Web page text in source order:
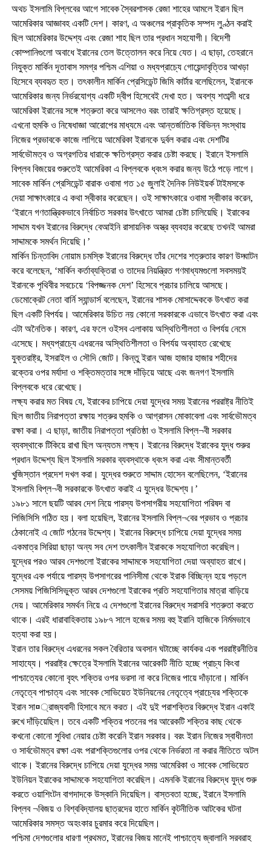
অথচ ইসলামি বিপ্লবের আগে সাবেক স্বৈরশাসক রেজা শাহের আমলে ইরান ছিল
আমেরিকার আজ্ঞাবহ একটি দেশ। কারণ, এ অঞ্চলের প্রাকৃতিক সম্পদ লুণ্ঠন করাই
ছিল আমেরিকার উদ্দেশ্য এবং রেজা শাহ ছিল তার প্রধান সহযোগী। বিদেশী
কোম্পানিগুলো অবাধে ইরানের তেল উত্তোলন করে নিয়ে যেত। এ ছাড়া, তেহরানে
নিযুক্ত মার্কিন দূতাবাস সমগ্র পশ্চিম এশিয়া ও মধ্যপ্রাচ্যে গোয়েন্দাবৃত্তির আখড়া
হিসেবে ব্যবহৃত হত। তৎকালীন মার্কিন প্রেসিডেন্ট জিমি কার্টার বলেছিলেন, ইরানকে
আমেরিকার জন্য নির্ভরযোগ্য একটি দ্বীপ হিসেবেই দেখা হত। অবশ্য শতাব্দী ধরে
আমেরিকা ইরানের সঙ্গে শত্রুতা করে আসলেও বরং তারাই ক্ষতিগ্রস্ত হয়েছে।
এখনো হুমকি ও নিষেধাজ্ঞা আরোপের মাধ্যমে এবং আন্তর্জাতিক বিভিন্ন সংস্থায়
নিজের প্রভাবকে কাজে লাগিয়ে আমেরিকা ইরানকে দুর্বল করার এবং দেশটির
সার্বভৌমত্ব ও অগ্রগতির ধারাকে ক্ষতিগ্রস্ত করার চেষ্টা করছে। ইরানে ইসলামি
বিপ্লব বিজয়ের শুরুতেই আমেরিকা এ বিপ্লবকে ধ্বংস করার জন্য উঠে পড়ে লাগে।
সাবেক মার্কিন প্রেসিডেন্ট বারাক ওবামা গত ১৫ জুলাই দৈনিক নিউইয়র্ক টাইমসকে
দেয়া সাক্ষাৎকারে এ কথা স্বীকার করেছেন। ওই সাক্ষাৎকারে ওবামা স্বাীকার করেন,
‘ইরানে গণতান্ত্রিকভাবে নির্বাচিত সরকার উৎখাতে আমরা চেষ্টা চালিয়েছি। ইরাকের
সাদ্দাম যখন ইরানের বিরুদ্ধে বেআইনি রাসায়নিক অস্ত্র ব্যবহার করেছে তখনই আমরা
সাদ্দামকে সমর্থন দিয়েছি।’
মার্কিন চিন্তাবিদ নোয়াম চমস্কি ইরানের বিরুদ্ধে তাঁর দেশের শত্রুতার কারণ উদ্ঘাটন
করে বলেছেন, ‘মার্কিন কর্তাব্যক্তিরা ও তাদের নিয়ন্ত্রিত গণমাধ্যমগুলো সবসময়ই
ইরানকে পৃথিবীর সবচেয়ে ‘বিপজ্জনক দেশ’ হিসেবে প্রচার চালিয়ে আসছে।
ডেমোক্রেট নেতা বার্নি স্যান্ডার্স বলেছেন, ইরানের শাসক মোসাদ্দেককে উৎখাত করা
ছিল একটি বিপর্যয়। আমেরিকার উচিত নয় কোনো সরকারকে এভাবে উৎখাত করা এবং
এটা অনৈতিক। কারণ, এর ফলে ওইসব এলাকায় অস্থিতিশীলতা ও বিপর্যয় নেমে
এসেছে। মধ্যপ্রাচ্যে এধরনের অস্থিতিশীলতা ও বিপর্যয় অব্যাহত রেখেছে
যুক্তরাষ্ট্র, ইসরাইল ও সৌদি জোট। কিন্তু ইরান আজ হাজার হাজার শহীদের
রক্তের ওপর মর্যাদা ও শক্তিমত্তার সঙ্গে দাঁড়িয়ে আছে এবং জনগণ ইসলামি
বিপ্লবকে ধরে রেখেছে।
লক্ষ্য করার মত বিষয় যে, ইরাকের চাপিয়ে দেয়া যুদ্ধের সময় ইরানের পররাষ্ট্র নীতিই
ছিল জাতীয় নিরাপত্তা রক্ষায় শত্রুর হুমকি ও আগ্রাসন মোকাবেলা এবং সার্বভৌমত্ব
রক্ষা করা। এ ছাড়া, জাতীয় নিরাপত্তা প্রতিষ্ঠা ও ইসলামি বিপ্ল¬বী সরকার
ব্যবস্থাকে টিকিয়ে রাখা ছিল অন্যতম লক্ষ্য। ইরানের বিরুদ্ধে ইরাকের যুদ্ধ শুরুর
প্রধান উদ্দেশ্য ছিল ইসলামি সরকার ব্যবস্থাকে ধ্বংস করা এবং সীমান্তবর্তী
খুজিস্তান প্রদেশ দখল করা। যুদ্ধের শুরুতে সাদ্দাম হোসেন বলেছিলেন, ‘ইরানের
ইসলামি বিপ্ল¬বী সরকারকে উৎখাত করাই এ যুদ্ধের উদ্দেশ্য।’
১৯৮১ সালে ছয়টি আরব দেশ নিয়ে পারস্য উপসাগরীয় সহযোগিতা পরিষদ বা
পিজিসিসি গঠিত হয়। বলা হয়েছিল, ইরানের ইসলামি বিপ্ল¬বের প্রভাব ও প্রচার
ঠেকানোই এ জোট গঠনের উদ্দেশ্য। ইরানের বিরুদ্ধে চাপিয়ে দেয়া যুদ্ধের সময়
একমাত্র সিরিয়া ছাড়া অন্য সব দেশ তৎকালীন ইরাককে সহযোগিতা করেছিল।
যুদ্ধের পরও আরব দেশগুলো ইরাকের সাদ্দামকে সহযোগিতা দেয়া অব্যাহত রাখে।
যুদ্ধের এক পর্যায়ে পারস্য উপসাগরের পানিসীমা থেকে ইরাক বিচ্ছিন্ন হয়ে পড়লে
সেসময় পিজিসিসিভুক্ত আরব দেশগুলো ইরাকের প্রতি সহযোগিতার মাত্রা বাড়িয়ে
দেয়। আমেরিকার সমর্থন নিয়ে এ দেশগুলো ইরানের বিরুদ্ধে সরাসরি শত্রুতা করতে
থাকে। এরই ধারাবাহিকতায় ১৯৮৭ সালে হজের সময় বহু ইরানি হাজিকে নির্মমভাবে
হত্যা করা হয়।
ইরান তার বিরুদ্ধে এধরনের সকল বৈরিতার অবসান ঘটাচ্ছে কার্যকর এক পররাষ্ট্রনীতির
সাহায্যে। পররাষ্ট্র ক্ষেত্রে ইসলামি ইরানের আরেকটি নীতি হচ্ছে প্রাচ্য কিংবা
পাশ্চাত্যের কোনো বৃহৎ শক্তির ওপর ভরসা না করে নিজের পায়ে দাঁড়ানো। মার্কিন
নেতৃত্বে পাশ্চাত্য এবং সাবেক সোভিয়েত ইউনিয়নের নেতৃত্বে প্রাচ্যের শক্তিকে
ইরান সা¤্রাজ্যবাদী হিসাবে মনে করত। এই দুই পরাশক্তির বিরুদ্ধে ইরান একাই
রুখে দাঁড়িয়েছিল। তবে একটি শক্তির পতনের পর আরেকটি শক্তির কাছ থেকে
কখনো কোনো সুবিধা নেয়ার চেষ্টা করেনি ইরান সরকার। বরং ইরান নিজের স্বাধীনতা
ও সার্বভৌমত্ব রক্ষা এবং পরাশক্তিগুলোর ওপর থেকে নির্ভরতা না করার নীতিতে অটল
থাকে। ইরানের বিরুদ্ধে চাপিয়ে দেয়া যুদ্ধের সময় আমেরিকা ও সাবেক সোভিয়েত
ইউনিয়ন ইরাকের সাদ্দামকে সহযোগিতা করেছিল। এমনকি ইরানের বিরুদ্ধে যুদ্ধ শুরু
করতে ওয়াশিংটন বাগদাদকে উস্কানি দিয়েছিল। বাস্তবতা হচ্ছে, ইরানে ইসলামি
বিপ্লব ¬বিজয় ও বিশ্ববিদ্যালয় ছাত্রদের হাতে মার্কিন কূটনীতিক আটকের ঘটনা
আমেরিকার সমস্ত অহংকার চুরমার করে দিয়েছিল।
পশ্চিমা দেশগুলোর ধারণা প্রথমত, ইরানের বিজয় মানেই পাশ্চাত্যে জ্বালানি সরবরাহ